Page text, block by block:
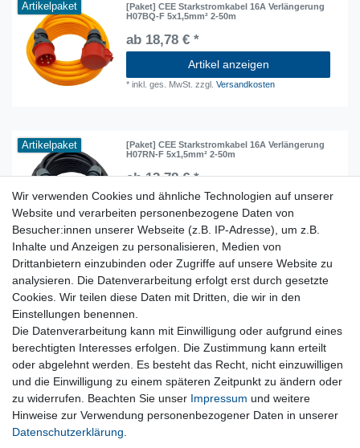
Artikelpaket
[Paket] CEE Starkstromkabel 16A Verlängerung
H07BQ-F 5x1,5mm² 2-50m
ab 18,78 € *
Artikel anzeigen
*inkl. ges. MwSt. zzgl.Versandkosten
Artikelpaket
[Paket] CEE Starkstromkabel 16A Verlängerung
H07RN-F 5x1,5mm² 2-50m
ab 13,78 € *
Artikel anzeigen
inkl. ges. MwSt. zzgl.Versandkosten
Lieferzeit etwa 1 bis 3 Werktage
Kostenloser Versand ab 199 EURO Warenwert
30 Tage Rückgaberecht
sichere Bezahlverfahren
Wir verwenden Cookies und ähnliche Technologien auf unserer
Website und verarbeiten personenbezogene Daten von
Besucher:innen unserer Webseite (z.B. IP-Adresse), um z.B.
Inhalte und Anzeigen zu personalisieren, Medien von
Drittanbietern einzubinden oder Zugriffe auf unsere Website zu
analysieren. Die Datenverarbeitung erfolgt erst durch gesetzte
Cookies. Wir teilen diese Daten mit Dritten, die wir in den
Einstellungen benennen.
Die Datenverarbeitung kann mit Einwilligung oder aufgrund eines
berechtigten Interesses erfolgen. Die Zustimmung kann erteilt
oder abgelehnt werden. Es besteht das Recht, nicht einzuwilligen
und die Einwilligung zu einem späteren Zeitpunkt zu ändern oder
zu widerrufen. Beachten Sie unser Impressum und weitere
Hinweise zur Verwendung personenbezogener Daten in unserer
Daten­schutz­erklärung